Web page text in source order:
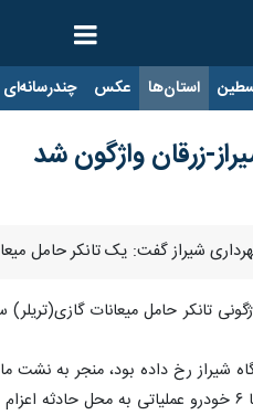
استان‌ها عکس چندرسانه‌ای
زرقان واژگون شد
شیراز گفت: یک تانکر حامل
شیراز رخ داده بود، منجر به نشت